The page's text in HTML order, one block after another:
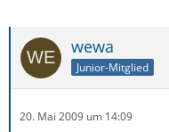
wewa
Junior-Mitglied
20. Mai 2009 um 14:09